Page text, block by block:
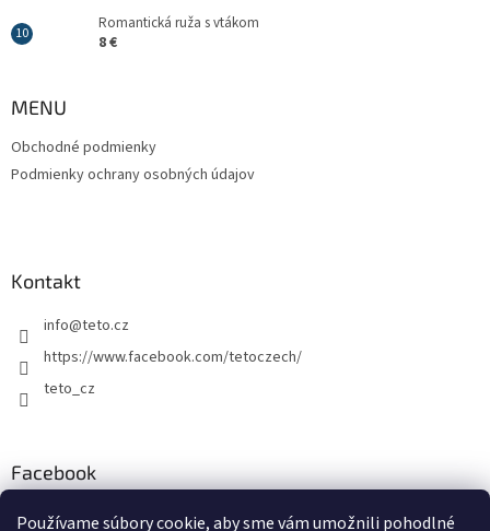
Používame súbory cookie, aby sme vám umožnili pohodlné
Romantická ruža s vtákom
8 €
MENU
Obchodné podmienky
Podmienky ochrany osobných údajov
Kontakt
info@teto.cz
https://www.facebook.com/tetoczech/
teto_cz
Facebook